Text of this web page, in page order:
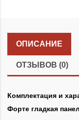
ОПИСАНИЕ
ОТЗЫВОВ (0)
Комплектация и
Форте гладкая